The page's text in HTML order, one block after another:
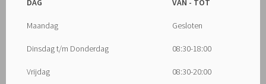
DAG VAN - TOT
Maandag Gesloten
Dinsdag t/m Donderdag 08:30-18:00
Vrijdag 08:30-20:00